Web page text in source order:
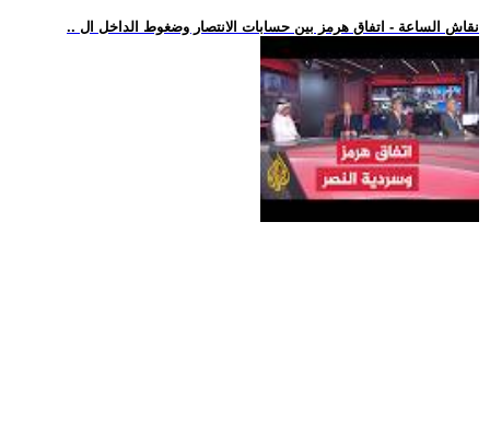
.. نقاش الساعة - اتفاق هرمز بين حسابات الانتصار وضغوط الداخل ال